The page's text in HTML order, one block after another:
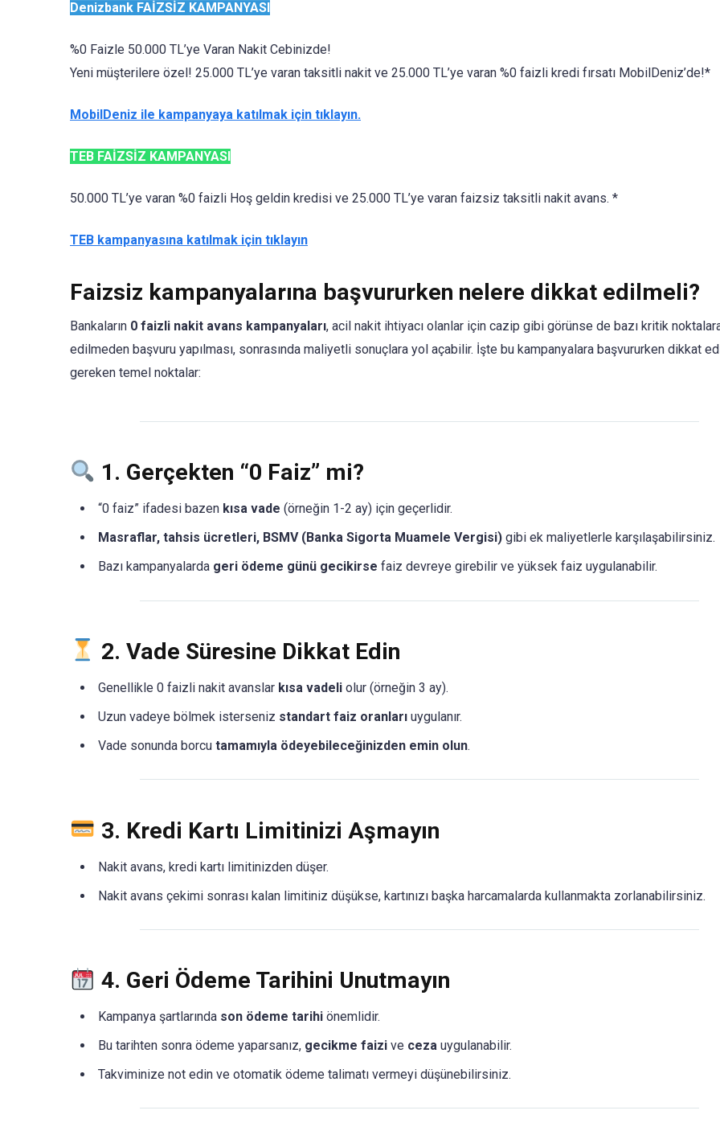
Denizbank FAİZSİZ KAMPANYASI
%0 Faizle 50.000 TL’ye Varan Nakit Cebinizde!
Yeni müşterilere özel! 25.000 TL’ye varan taksitli nakit ve 25.000 TL’ye varan %0 faizli kredi fırsatı MobilDeniz’de!*
MobilDeniz ile kampanyaya katılmak için tıklayın.
TEB FAİZSİZ KAMPANYASI
50.000 TL’ye varan %0 faizli Hoş geldin kredisi ve 25.000 TL’ye varan faizsiz taksitli nakit avans. *
TEB kampanyasına katılmak için tıklayın
Faizsiz kampanyalarına başvururken nelere dikkat edilmeli?
Bankaların 0 faizli nakit avans kampanyaları, acil nakit ihtiyacı olanlar için cazip gibi görünse de bazı kritik
edilmeden başvuru yapılması, sonrasında maliyetli sonuçlara yol açabilir. İşte bu kampanyalara başvururken dikkat
gereken temel noktalar:
1. Gerçekten “0 Faiz” mi?
“0 faiz” ifadesi bazen kısa vade (örneğin 1-2 ay) için geçerlidir.
Masraflar, tahsis ücretleri, BSMV (Banka Sigorta Muamele Vergisi) gibi ek maliyetlerle karşılaşabilirsiniz.
Bazı kampanyalarda geri ödeme günü gecikirse faiz devreye girebilir ve yüksek faiz uygulanabilir.
2.Vade Süresine Dikkat Edin
Genellikle 0 faizli nakit avanslar kısa vadeli olur (örneğin 3 ay).
Uzun vadeye bölmek isterseniz standart faiz oranları uygulanır.
Vade sonunda borcu tamamıyla ödeyebileceğinizden emin olun.
3. Kredi Kartı Limitinizi Aşmayın
Nakit avans, kredi kartı limitinizden düşer.
Nakit avans çekimi sonrası kalan limitiniz düşükse, kartınızı başka harcamalarda kullanmakta zorlanabilirsiniz.
4. Geri Ödeme Tarihini Unutmayın
Kampanya şartlarında son ödeme tarihi önemlidir.
Bu tarihten sonra ödeme yaparsanız, gecikme faizi ve ceza uygulanabilir.
Takviminize not edin ve otomatik ödeme talimatı vermeyi düşünebilirsiniz.